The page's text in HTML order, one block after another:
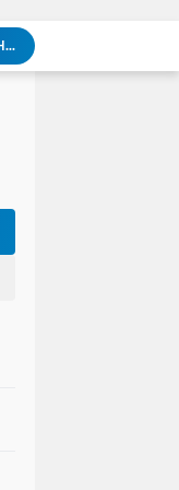
RUU Perampasan Aset Dikebut, Maqdir Ismail Ingatkan DPR: Lindungi Hak Milik Warga dan Cegah Penyalahgunaan Wewenang
Agusman Lawölö Resmi Dilantik sebagai Ketua PMLI Periode 2026–2031, Siap Perkuat Persatuan Marga Lawölö
Kuasa Hukum Keluarga Agnis Jance Zebua Desak Mabes Polri Ungkap Pelaku, "Di Mana Keadilan Itu?"